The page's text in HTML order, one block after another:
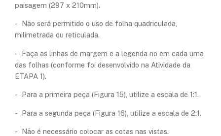
paisagem (297 x 210mm).
- Não será permitido o uso de folha quadriculada,
milimetrada ou reticulada.
- Faça as linhas de margem e a legenda no em cada uma
das folhas (conforme foi desenvolvido na Atividade da
ETAPA 1).
- Para a primeira peça (Figura 15), utilize a escala de 1:1.
- Para a segunda peça (Figura 16), utilize a escala de 2:1.
- Não é necessário colocar as cotas nas vistas.